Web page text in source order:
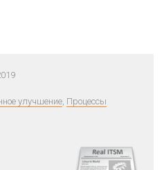
улучшение, Процессы